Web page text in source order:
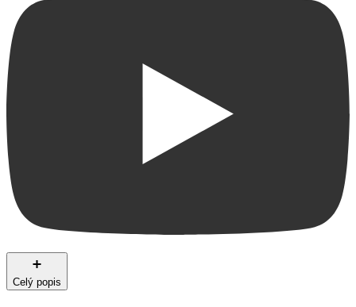
Celý popis